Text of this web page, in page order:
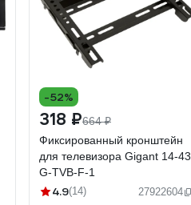
-52%
318 ₽664 ₽
Фиксированный кронштейн
для телевизора Gigant 14-43
G-TVB-F-1
4.9(14) 27922604